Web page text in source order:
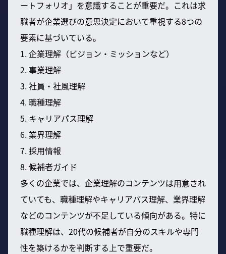
ートフォリオ」を意識することが重要だ。これは求
職者が企業選びの意思決定において重視する8つの
要素に基づいている。
1. 企業理解（ビジョン・ミッションなど）
2. 事業理解
3. 社員・社風理解
4. 職種理解
5. キャリアパス理解
6. 業界理解
7. 採用情報
8. 候補者ガイド
多くの企業では、企業理解のコンテンツは用意され
ていても、職種理解やキャリアパス理解、業界理解
などのコンテンツが不足している傾向がある。特に
職種理解は、20代の候補者が自分のスキルや専門
性を築けるかを判断する上で重要だ。